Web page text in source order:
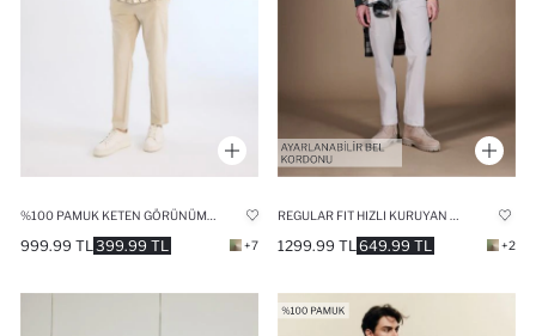
399.99 TL
999.99 TL +7 649.99 TL
1299.99 TL +2